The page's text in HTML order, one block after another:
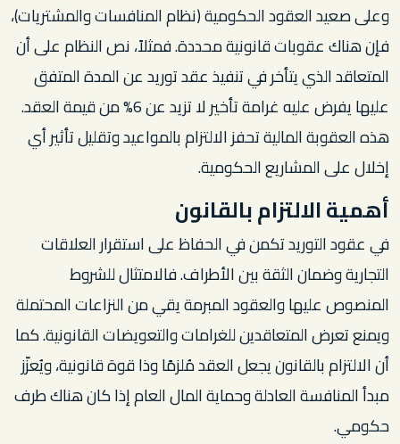
وعلى صعيد العقود الحكومية (نظام المنافسات والمشتريات)،
فإن هناك عقوبات قانونية محددة. فمثلاً، نص النظام على أن
المتعاقد الذي يتأخر في تنفيذ عقد توريد عن المدة المتفق
عليها يفرض عليه غرامة تأخير لا تزيد عن 6% من قيمة العقد.
هذه العقوبة المالية تحفز الالتزام بالمواعيد وتقليل تأثير أي
إخلال على المشاريع الحكومية.
أهمية الالتزام بالقانون
في عقود التوريد تكمن في الحفاظ على استقرار العلاقات
التجارية وضمان الثقة بين الأطراف. فالامتثال للشروط
المنصوص عليها والعقود المبرمة يقي من النزاعات المحتملة
ويمنع تعرض المتعاقدين للغرامات والتعويضات القانونية. كما
أن الالتزام بالقانون يجعل العقد مُلزمًا وذا قوة قانونية، ويُعزّز
مبدأ المنافسة العادلة وحماية المال العام إذا كان هناك طرف
حكومي.